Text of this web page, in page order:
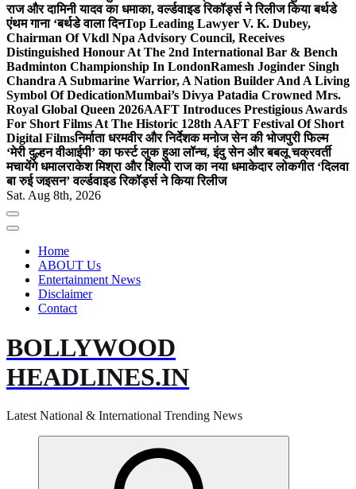
राज और दामिनी यादव का धमाका, वर्ल्डवाइड रिकॉर्ड्स ने रिलीज किया बर्थडे
एंथम गाना ‘बर्थडे वाला दिनTop Leading Lawyer V. K. Dubey,
Chairman Of Vkdl Npa Advisory Council, Receives
Distinguished Honour At The 2nd International Bar & Bench
Badminton Championship In LondonRamesh Joginder Singh
Chandra A Submarine Warrior, A Nation Builder And A Living
Symbol Of DedicationMumbai’s Divya Patadia Crowned Mrs.
Royal Global Queen 2026AAFT Introduces Prestigious Awards
For Short Films At The Historic 128th AAFT Festival Of Short
Digital Filmsनिर्माता धरमवीर और निर्देशक मनोज सेन की भोजपुरी फिल्म
‘मेरी दुल्हन वीआईपी’ का फर्स्ट लुक हुआ लॉन्च, इंदु सेन और बबलू चक्रवर्ती
मचायेंगे धमालराकेश मिश्रा और शिल्पी राज का नया धमाकेदार लोकगीत ‘दिलवा
बा रुई जइसन’ वर्ल्डवाइड रिकॉर्ड्स ने किया रिलीज
Sat. Aug 8th, 2026
Home
ABOUT Us
Entertainment News
Disclaimer
Contact
BOLLYWOOD
HEADLINES.IN
Latest National & International Trending News